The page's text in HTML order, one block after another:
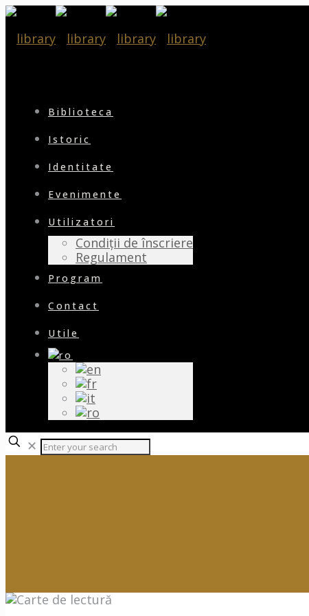
Biblioteca
Istoric
Identitate
Evenimente
Utilizatori
Condiții de înscriere
Regulament
Program
Contact
Utile
✕